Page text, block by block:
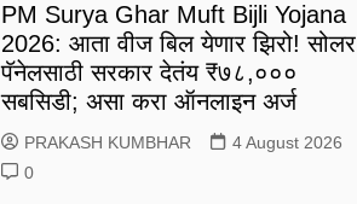
PM Surya Ghar Muft Bijli Yojana
2026: आता वीज बिल येणार झिरो! सोलर
पॅनेलसाठी सरकार देतंय ₹७८,०००
सबसिडी; असा करा ऑनलाइन अर्ज
PRAKASH KUMBHAR
4 August 2026
0